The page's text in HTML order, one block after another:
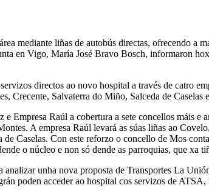
mediante liñas de autobús directas, ofrecendo a
en Vigo, María José Bravo Bosch, informaron
directos ao novo hospital a través de catro
Crecente, Salvaterra do Miño, Salceda de Caselas
Empresa Raúl a cobertura a sete concellos máis
A empresa Raúl levará as súas liñas ao
Caselas. Con este reforzo o concello de Mos
o núcleo e non só dende as parroquias, que xa
unha nova proposta de Transportes La
poden acceder ao hospital cos servizos de